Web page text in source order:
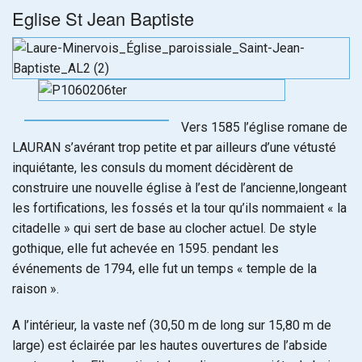
Eglise St Jean Baptiste
Vers 1585 l’église romane de
LAURAN s’avérant trop petite et par ailleurs d’une vétusté
inquiétante, les consuls du moment décidèrent de
construire une nouvelle église à l’est de l’ancienne,longeant
les fortifications, les fossés et la tour qu’ils nommaient « la
citadelle » qui sert de base au clocher actuel. De style
gothique, elle fut achevée en 1595. pendant les
événements de 1794, elle fut un temps « temple de la
raison ».
A l’intérieur, la vaste nef (30,50 m de long sur 15,80 m de
large) est éclairée par les hautes ouvertures de l’abside